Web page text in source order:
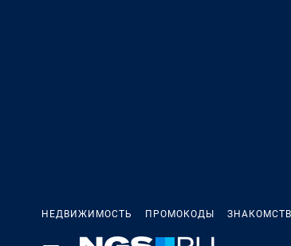
НЕДВИЖИМОСТЬ ПРОМОКОДЫ